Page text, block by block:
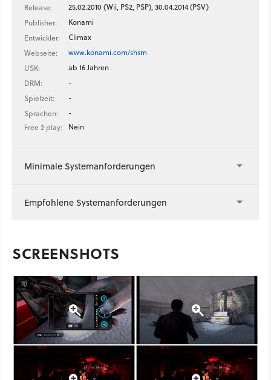
Release:
25.02.2010 (Wii, PS2, PSP), 30.04.2014 (PSV)
Publisher:
Konami
Entwickler:
Climax
Webseite:
www.konami.com/shsm
USK:
ab 16 Jahren
DRM:
-
Spielzeit:
-
Sprachen:
-
Free 2 play:
Nein
Minimale Systemanforderungen
Empfohlene Systemanforderungen
SCREENSHOTS